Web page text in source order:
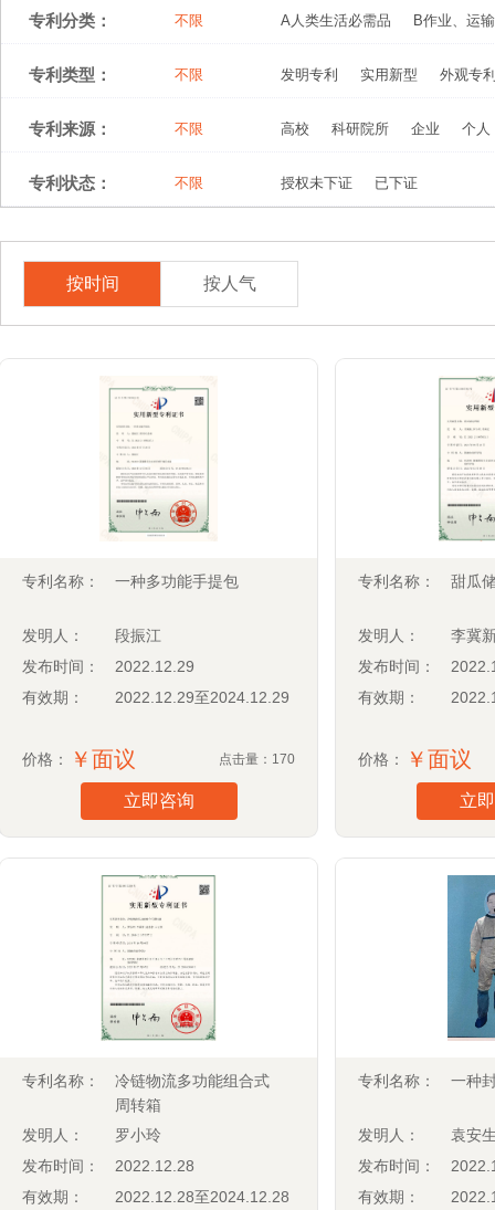
专利分类： 不限 A人类生活必需品 B作业、运输
专利类型： 不限 发明专利 实用新型 外观专
专利来源： 不限 高校 科研院所 企业 个人
专利状态： 不限 授权未下证 已下证
按时间 按人气
专利名称： 一种多功能手提包
发明人：
段振江
发布时间：
2022.12.29
有效期：
2022.12.29至2024.12.29
价格： ￥面议 点击量：170
立即咨询
专利名称： 甜瓜
发明人：
李冀
发布时间：
有效期：
价格： ￥面议
立
专利名称：
冷链物流多功能组合式
周转箱
发明人：
罗小玲
发布时间：
2022.12.28
有效期：
2022.12.28至2024.12.28
专利名称： 一种
发明人：
袁安
发布时间：
有效期：